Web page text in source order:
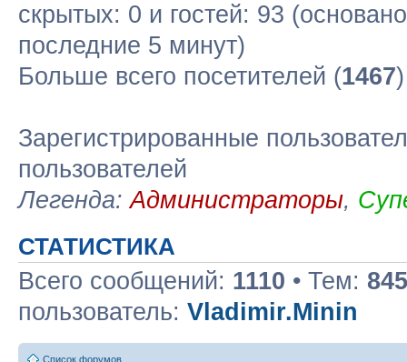
скрытых: 0 и гостей: 93
последние 5 минут)
Больше всего посетителей (1467
Зарегистрированные
пользователей
Легенда:Администраторы,
СТАТИСТИКА
Всего сообщений: 1110 • Тем: 845
пользователь: Vladimir.Minin
Список форумов